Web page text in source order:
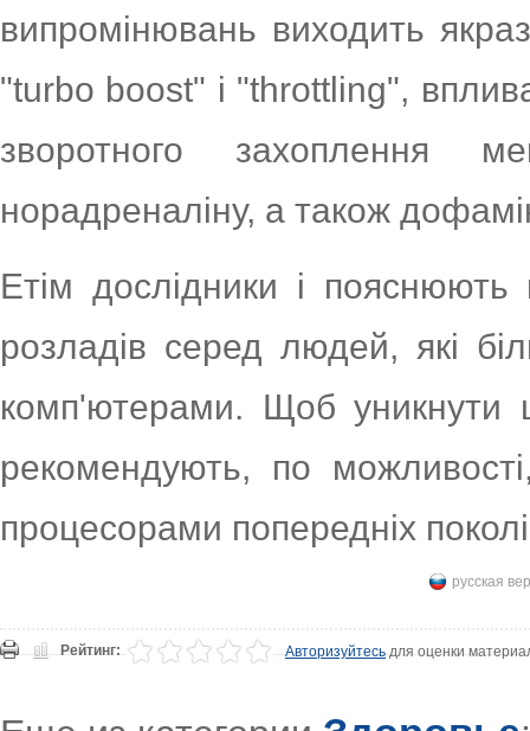
випромінювань виходить
"turbo boost" і "throttling",
зворотного захоплення
норадреналіну, а також
Етім дослідники і
розладів серед людей, які
комп'ютерами. Щоб уникнути
рекомендують, по
процесорами попередніх
русская
Рейтинг: Авторизуйтесьдля оценки